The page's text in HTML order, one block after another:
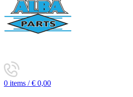
0 items / € 0,00